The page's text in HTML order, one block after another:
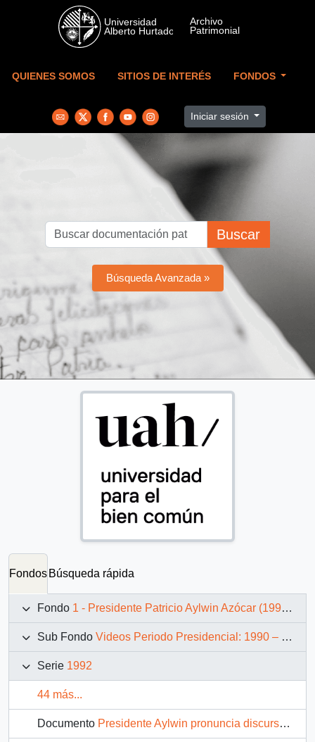
Skip to main content
QUIENES SOMOS SITIOS DE INTERÉS FONDOS
Iniciar sesión
Buscar
Búsqueda Avanzada »
Fondos Búsqueda rápida
Fondo 1 - Presidente Patricio Aylwin Azócar (1990-1994)
Sub Fondo Videos Periodo Presidencial: 1990 – 1994
Serie 1992
44 más...
Documento Presidente Aylwin pronuncia discurso en entrega de subsidios para viviendas sociales : video